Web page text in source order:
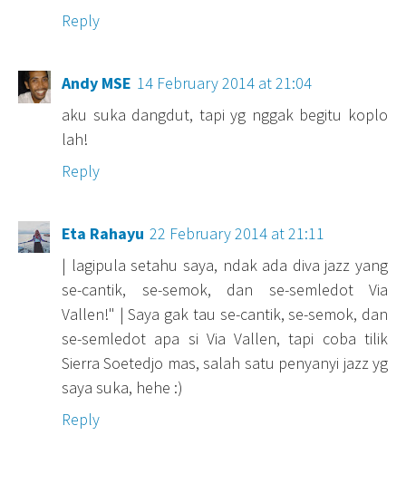
Reply
Andy MSE 14 February 2014 at 21:04
aku suka dangdut, tapi yg nggak begitu koplo
lah!
Reply
Eta Rahayu 22 February 2014 at 21:11
| lagipula setahu saya, ndak ada diva jazz yang
se-cantik, se-semok, dan se-semledot Via
Vallen!" | Saya gak tau se-cantik, se-semok, dan
se-semledot apa si Via Vallen, tapi coba tilik
Sierra Soetedjo mas, salah satu penyanyi jazz yg
saya suka, hehe :)
Reply